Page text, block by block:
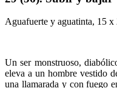
Aguafuerte y aguatinta, 15 x
Un ser monstruoso,
eleva a un hombre vestido
una llamarada y con fuego